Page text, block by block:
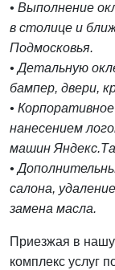
• Выполнение
в столице и
Подмосковья.
• Детальную
бампер, двери,
•
нанесением
машин
•
салона,
замена масла.
Приезжая в
комплекс услуг